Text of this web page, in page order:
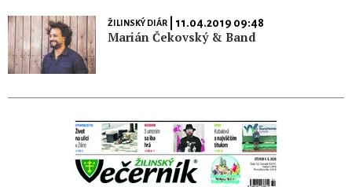
ŽILINSKÝ DIÁR| 11.04.2019 09:48
Marián Čekovský & Band